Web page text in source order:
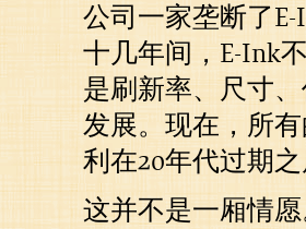
公司一家垄断了
十几年间，E-Ink
是刷新率、尺寸
发展。现在，所
利在20年代过期
这并不是一厢情